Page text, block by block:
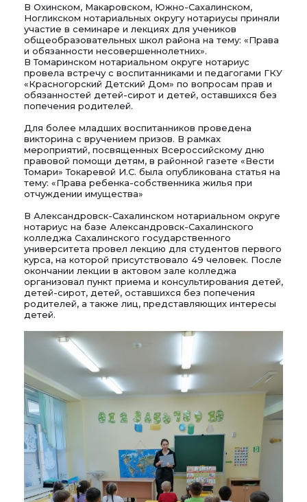
В Охинском, Макаровском, Южно-Сахалинском,
Ногликском нотариальных округу нотариусы приняли
участие в семинаре и лекциях для учеников
общеобразовательных школ района на тему: «Права
и обязанности несовершеннолетних».
В Томаринском нотариальном округе нотариус
провела встречу с воспитанниками и педагогами ГКУ
«Красногорский Детский Дом» по вопросам прав и
обязанностей детей-сирот и детей, оставшихся без
попечения родителей.
Для более младших воспитанников проведена
викторина с вручением призов. В рамках
мероприятий, посвященных Всероссийскому дню
правовой помощи детям, в районной газете «Вести
Томари» Токаревой И.С. была опубликована статья на
тему: «Права ребенка-собственника жилья при
отчуждении имущества»
В Александровск-Сахалинском нотариальном округе
нотариус на базе Александровск-Сахалинского
колледжа Сахалинского государственного
университета провел лекцию для студентов первого
курса, на которой присутствовало 49 человек. После
окончании лекции в актовом зале колледжа
организовал пункт приема и консультирования детей,
детей-сирот, детей, оставшихся без попечения
родителей, а также лиц, представляющих интересы
детей.